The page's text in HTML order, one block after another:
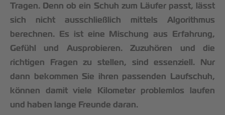
Tragen. Denn ob ein Schuh zum Läufer passt, lässt
sich nicht ausschließlich mittels Algorithmus
berechnen. Es ist eine Mischung aus Erfahrung,
Gefühl und Ausprobieren. Zuzuhören und die
richtigen Fragen zu stellen, sind essenziell. Nur
dann bekommen Sie ihren passenden Laufschuh,
können damit viele Kilometer problemlos laufen
und haben lange Freunde daran.